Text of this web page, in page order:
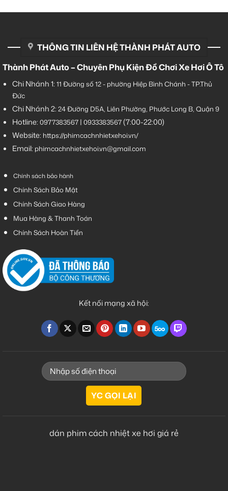
THÔNG TIN LIÊN HỆ THÀNH PHÁT AUTO
Thành Phát Auto – Chuyên Phụ Kiện Đồ Chơi Xe Hơi Ô Tô
Chi Nhánh 1: 11 Đường số 12 - phường Hiệp Bình Chánh - TP.Thủ
Đức
Chi Nhánh 2: 24 Đường D5A, Liên Phường, Phước Long B, Quận 9
Hotline: 0977383567| 0933383567(7:00-22:00)
Website: https://phimcachnhietxehoi.vn/
Email: phimcachnhietxehoi.vn@gmail.com
Chính sách bảo hành
Chính Sách Bảo Mật
Chính Sách Giao Hàng
Mua Hàng & Thanh Toán
Chính Sách Hoàn Tiền
Kết nối mạng xã hội:
dán phim cách nhiệt xe hơi giá rẻ